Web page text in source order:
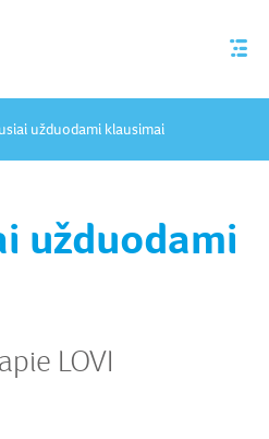
užduodami klausimai
užduodami
LOVI